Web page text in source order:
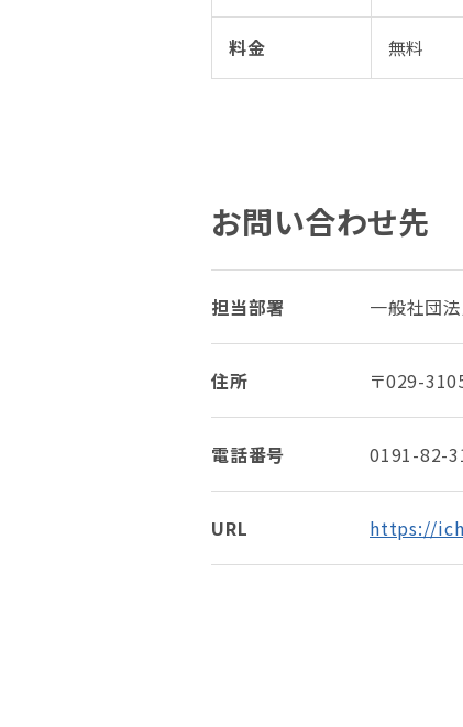
料金 無料
お問い合わせ先
担当部署 一般社団
住所 〒029-
電話番号 0191-82-
URL https://